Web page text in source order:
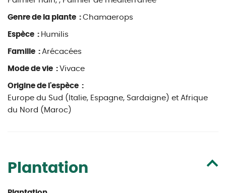
Genre de la plante : Chamaerops
Espèce : Humilis
Famille : Arécacées
Mode de vie : Vivace
Origine de l'espèce :
Europe du Sud (Italie, Espagne, Sardaigne) et Afrique
du Nord (Maroc)
Plantation